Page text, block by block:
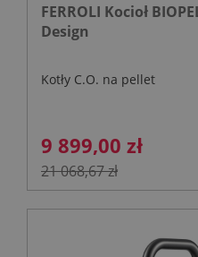
FERROLI Kocioł
Design
Kotły C.O. na pellet
9 899,00 zł
21 068,67 zł